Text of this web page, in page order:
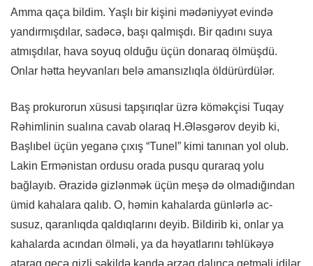
Amma qaça bildim. Yaşlı bir kişini mədəniyyət evində
yandırmışdılar, sadəcə, başı qalmışdı. Bir qadını suya
atmışdılar, hava soyuq olduğu üçün donaraq ölmüşdü.
Onlar hətta heyvanları belə amansızlıqla öldürürdülər.
Baş prokurorun xüsusi tapşırıqlar üzrə köməkçisi Tuqay
Rəhimlinin sualına cavab olaraq H.Ələsgərov deyib ki,
Başlıbel üçün yeganə çıxış “Tunel” kimi tanınan yol olub.
Lakin Ermənistan ordusu orada pusqu quraraq yolu
bağlayıb. Ərazidə gizlənmək üçün meşə də olmadığından
ümid kahalara qalıb. O, həmin kahalarda günlərlə ac-
susuz, qaranlıqda qaldıqlarını deyib. Bildirib ki, onlar ya
kahalarda acından ölməli, ya da həyatlarını təhlükəyə